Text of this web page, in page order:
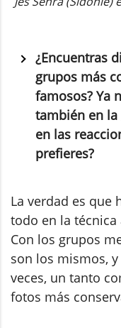
¿Encuentras
grupos más
famosos? Ya
también en
en las
prefieres?
La verdad es que
todo en la técnica
Con los grupos
son los mismos,
veces, un tanto
fotos más